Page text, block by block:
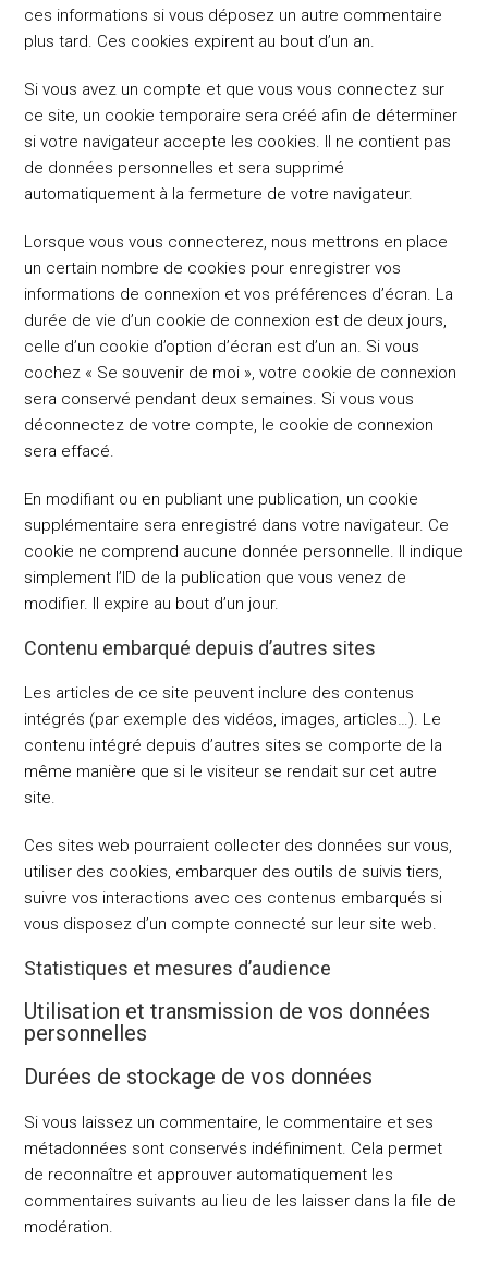
ces informations si vous déposez un autre commentaire
plus tard. Ces cookies expirent au bout d’un an.
Si vous avez un compte et que vous vous connectez sur
ce site, un cookie temporaire sera créé afin de déterminer
si votre navigateur accepte les cookies. Il ne contient pas
de données personnelles et sera supprimé
automatiquement à la fermeture de votre navigateur.
Lorsque vous vous connecterez, nous mettrons en place
un certain nombre de cookies pour enregistrer vos
informations de connexion et vos préférences d’écran. La
durée de vie d’un cookie de connexion est de deux jours,
celle d’un cookie d’option d’écran est d’un an. Si vous
cochez « Se souvenir de moi », votre cookie de connexion
sera conservé pendant deux semaines. Si vous vous
déconnectez de votre compte, le cookie de connexion
sera effacé.
En modifiant ou en publiant une publication, un cookie
supplémentaire sera enregistré dans votre navigateur. Ce
cookie ne comprend aucune donnée personnelle. Il indique
simplement l’ID de la publication que vous venez de
modifier. Il expire au bout d’un jour.
Contenu embarqué depuis d’autres sites
Les articles de ce site peuvent inclure des contenus
intégrés (par exemple des vidéos, images, articles…). Le
contenu intégré depuis d’autres sites se comporte de la
même manière que si le visiteur se rendait sur cet autre
site.
Ces sites web pourraient collecter des données sur vous,
utiliser des cookies, embarquer des outils de suivis tiers,
suivre vos interactions avec ces contenus embarqués si
vous disposez d’un compte connecté sur leur site web.
Statistiques et mesures d’audience
Utilisation et transmission de vos données
personnelles
Durées de stockage de vos données
Si vous laissez un commentaire, le commentaire et ses
métadonnées sont conservés indéfiniment. Cela permet
de reconnaître et approuver automatiquement les
commentaires suivants au lieu de les laisser dans la file de
modération.